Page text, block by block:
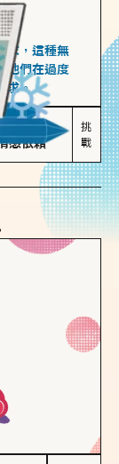
求，這種無
他們在過度
求。
界線
感依賴
挑
戰